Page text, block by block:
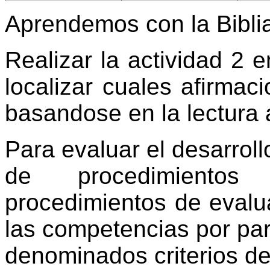
Aprendemos con la
Realizar la actividad 2
localizar cuales
basandose en la lectura
Para evaluar el
de
procedimientos de
las competencias por
denominados criterios